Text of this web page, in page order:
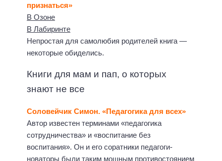
признаться»
В Озоне
В Лабиринте
Непростая для самолюбия родителей книга —
некоторые обиделись.
Книги для мам и пап, о которых
знают не все
Соловейчик Симон. «Педагогика для всех»
Автор известен терминами «педагогика
сотрудничества» и «воспитание без
воспитания». Он и его соратники педагоги-
новаторы были таким мощным противостоянием